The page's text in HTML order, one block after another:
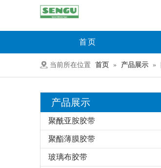
首页
当前所在位置 首页 » 产品展示 »
产品展示
聚酰亚胺胶带
聚酯薄膜胶带
玻璃布胶带